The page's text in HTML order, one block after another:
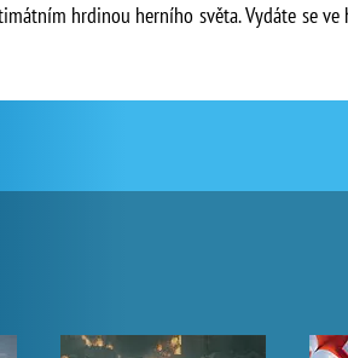
hrdinou herního světa. Vydáte se